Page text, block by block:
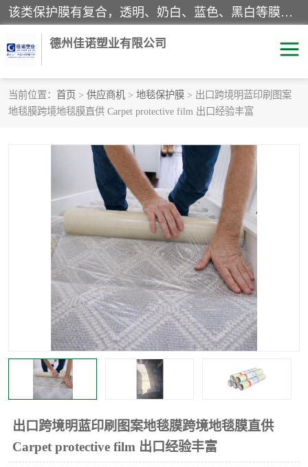
该类保护膜有复合，透明、奶白、蓝色、黑白等膜型。特高粘，高粘，中高粘，中粘，中低粘，低粘等。对于不同的粘力要求有相应的产品相适配。无胶渍残留污染。在较宽的收卷幅度下平整无皱纹，收卷长度大，利于机械化及自动化施工粘贴。为您的产品提供的表面保护解决方案。 产品广泛适用于：铝材、不锈钢、金属、塑料、电子、家电、家具、玻璃、化工材料、装饰材料等。
德州佳诺塑业有限公司
当前位置： 首页 > 供应商机 > 地毯保护膜 > 出口跨境明蓝印刷图案
地毯膜跨境地毯膜直供 Carpet protective film 出口经验丰富
出口跨境明蓝印刷图案地毯膜跨境地毯膜直供
Carpet protective film 出口经验丰富
pe保护膜 包装膜
家具保护膜
透明保护膜
黑白保护膜 乳白保护膜
明蓝保护膜 纯黑保护膜
印字保护膜 彩钢板保护膜
不绣钢板保护膜 两边上胶保护膜
窗缝阻风胶带 铝板保护膜
不锈钢板保护膜 一次性隔离膜